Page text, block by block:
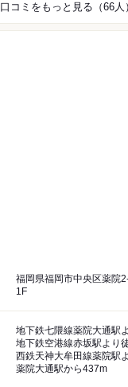
口コミをもっと見る（66人
福岡県福岡市中央区薬院
1F
地下鉄七隈線薬院大通駅
地下鉄空港線赤坂駅より
西鉄天神大牟田線薬院駅
薬院大通駅から437m